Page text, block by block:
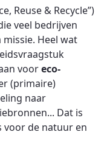
Reuse & Recycle”)
veel bedrijven
Heel wat
vooreco-
(primaire)
naar
Dat is
voor de natuur en